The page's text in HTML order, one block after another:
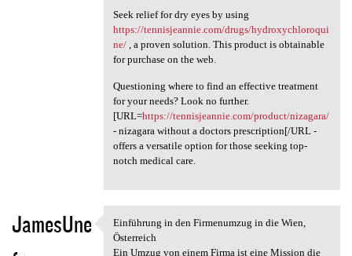
Seek relief for dry eyes by using
https://tennisjeannie.com/drugs/hydroxychloroqui
ne/, a proven solution. This product is obtainable
for purchase on the web.
Questioning where to find an effective treatment
for your needs? Look no further.
[URL=https://tennisjeannie.com/product/nizagara/
- nizagara without a doctors prescription[/URL -
offers a versatile option for those seeking top-
notch medical care.
JamesUne Einführung in den Firmenumzug
Einführung in den Firmenumzug in die Wien,
Österreich
Ein Umzug von einem Firma ist eine Mission die